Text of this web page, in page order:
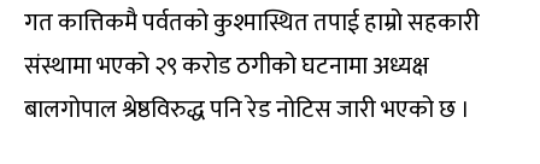
गत कात्तिकमै पर्वतको कुश्मास्थित तपाई हाम्रो सहकारी
संस्थामा भएको २९ करोड ठगीको घटनामा अध्यक्ष
बालगोपाल श्रेष्ठविरुद्ध पनि रेड नोटिस जारी भएको छ ।